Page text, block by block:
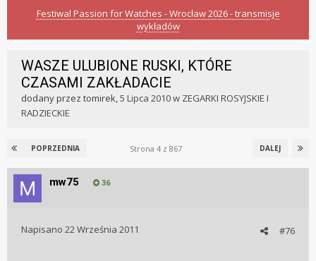
Festiwal Passion for Watches - Wrocław 2026 - transmisje
wykładów
WASZE ULUBIONE RUSKI, KTÓRE
CZASAMI ZAKŁADACIE
dodany przez tomirek,5 Lipca 2010w ZEGARKI ROSYJSKIE I
RADZIECKIE
POPRZEDNIA DALEJ
Strona 4 z 867
mw75 36
#76
Napisano 22 Września 2011